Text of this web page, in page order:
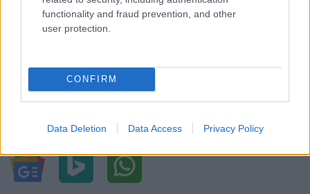
functionality and fraud prevention, and other
user protection.
CONFIRM
Data Deletion Data Access Privacy Policy
Στείλε μήνυμα στο Viber
Ακολουθήστε μας για όλες τιςειδήσειςστο Bing News
και το Google News